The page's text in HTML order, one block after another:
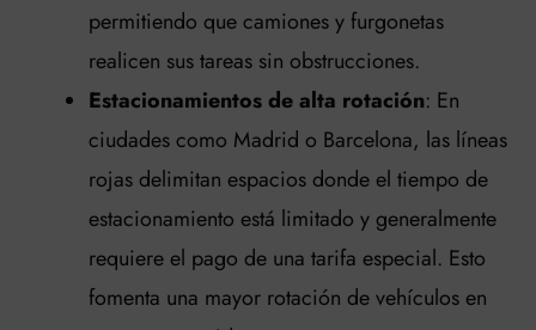
permitiendo que camiones y furgonetas
realicen sus tareas sin obstrucciones.
Estacionamientos de alta rotación: En
ciudades como Madrid o Barcelona, las líneas
rojas delimitan espacios donde el tiempo de
estacionamiento está limitado y generalmente
requiere el pago de una tarifa especial. Esto
fomenta una mayor rotación de vehículos en